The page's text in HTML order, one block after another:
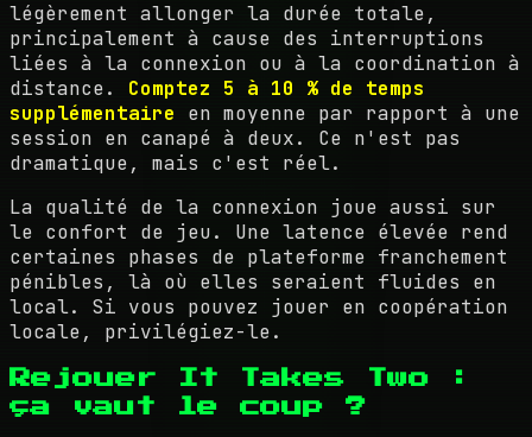
légèrement allonger la durée totale,
principalement à cause des interruptions
liées à la connexion ou à la coordination à
distance. Comptez 5 à 10 % de temps
supplémentaire en moyenne par rapport à une
session en canapé à deux. Ce n'est pas
dramatique, mais c'est réel.
La qualité de la connexion joue aussi sur
le confort de jeu. Une latence élevée rend
certaines phases de plateforme franchement
pénibles, là où elles seraient fluides en
local. Si vous pouvez jouer en coopération
locale, privilégiez-le.
Rejouer It Takes Two :
ça vaut le coup ?